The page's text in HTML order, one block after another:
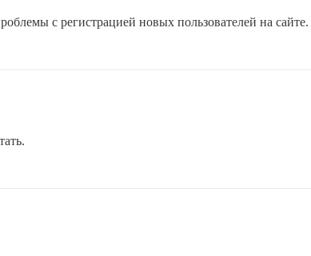
с регистрацией новых пользователей на